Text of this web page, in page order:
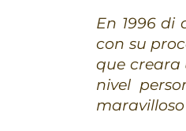
En 1996 di
con su
que creara
nivel
maravilloso